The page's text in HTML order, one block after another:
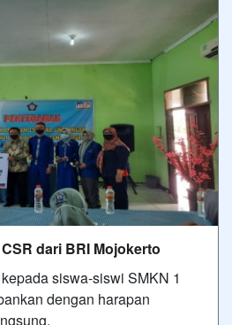
dari BRI Mojokerto
siswa-siswi SMKN 1
dengan harapan